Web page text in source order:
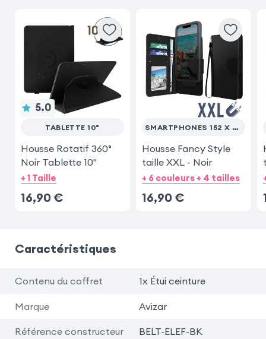
5.0
TABLETTE 10"
Housse Rotatif 360°
Noir Tablette 10"
+ 1 Taille
16,90 €
SMARTPHONES 152 X 76 MM (MAX)
Housse Fancy Style
taille XXL - Noir
+ 6 couleurs + 4 tailles
16,90 €
Caractéristiques
Contenu du coffret 1x Étui ceinture
Marque Avizar
Référence constructeur BELT-ELEF-BK